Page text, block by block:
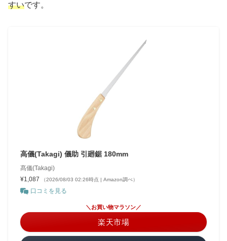
すいです。
高儀(Takagi) 儀助 引廻鋸 180mm
髙儀(Takagi)
¥1,087
（2026/08/03 02:26時点 | Amazon調べ）
口コミを見る
＼お買い物マラソン／
楽天市場